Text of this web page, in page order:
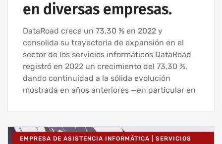
en diversas empresas.
DataRoad crece un 73,30 % en 2022 y
consolida su trayectoria de expansión en el
sector de los servicios informáticos DataRoad
registró en 2022 un crecimiento del 73,30 %,
dando continuidad a la sólida evolución
mostrada en años anteriores —en particular en
EMPRESA DE ASISTENCIA INFORMÁTICA | SERVICIOS